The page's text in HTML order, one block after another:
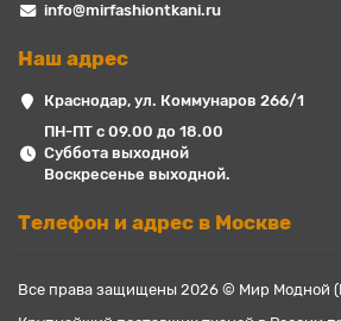
info@mirfashiontkani.ru
Наш адрес
Краснодар, ул. Коммунаров 266/1
ПН-ПТ с 09.00 до 18.00
Суббота выходной
Воскресенье выходной.
Телефон и адрес в Москве
Все права защищены 2026 © Мир Модной